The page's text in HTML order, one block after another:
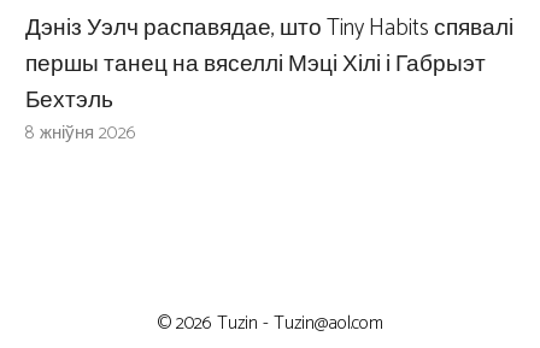
Дэніз Уэлч распавядае, што Tiny Habits спявалі
першы танец на вяселлі Мэці Хілі і Габрыэт
Бехтэль
8 жніўня 2026
© 2026 Tuzin -Tuzin@aol.com